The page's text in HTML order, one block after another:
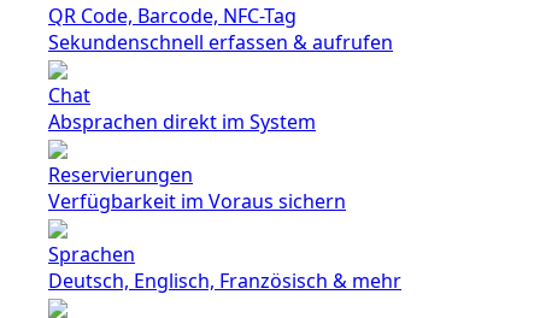
QR Code, Barcode, NFC-Tag
Sekundenschnell erfassen & aufrufen
Chat
Absprachen direkt im System
Reservierungen
Verfügbarkeit im Voraus sichern
Sprachen
Deutsch, Englisch, Französisch & mehr